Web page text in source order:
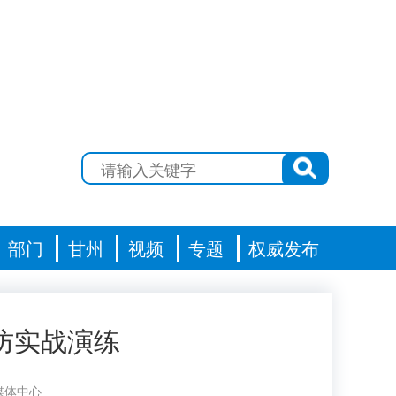
部门 甘州 视频 专题 权威发布
实战演练
中心